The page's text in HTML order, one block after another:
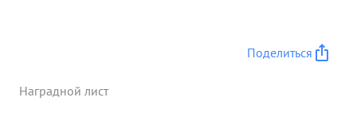
Поделиться
Наградной лист